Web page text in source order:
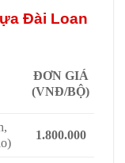
Đài Loan
ĐƠN GIÁ
(VNĐ/BỘ)
1.800.000